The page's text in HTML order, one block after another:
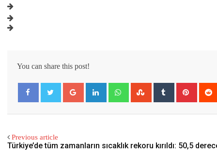
You can share this post!
Previous article
Türkiye’de tüm zamanların sıcaklık rekoru kırıldı: 50,5